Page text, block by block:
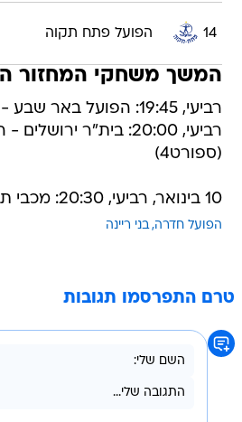
14 הפועל פתח תקוה
המשך משחקי המחזור
רביעי, 19:45: הפועל באר שבע - בני סכנין (ספורט2)
רביעי, 20:00: בית"ר
(ספורט4)
10 בינואר, רביעי, 20:30: מכבי תל אביב - מכבי חיפה
הפועל חדרה בני ריינה
טרם התפרסמו תגובות